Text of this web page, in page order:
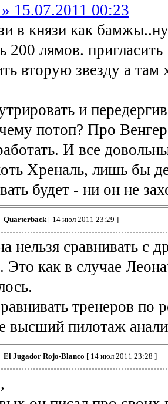
15.07.2011 00:23
в князи как
200 лямов.
вторую звезду а там
и
потоп? Про
И все
Хреналь, лишь бы
будет - ни он не
Quarterback[ 14 июл 2011 23:29 ]
нельзя сравнивать с
Это как в случае
тренеров по
высший пилотаж
El Jugador Rojo-Blanco [ 14 июл 2011 23:28 ]
,